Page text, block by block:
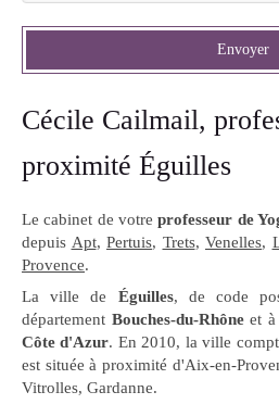
Envoyer
Cécile Cailmail,
proximité Éguilles
Le cabinet de votreprofesseur de
depuis Apt, Pertuis, Trets, Venelles,
Provence.
La ville de Éguilles, de code
département Bouches-du-Rhôneet à
Côte d'Azur. En 2010, la ville
est située à proximité d'Aix-en-
Vitrolles, Gardanne.